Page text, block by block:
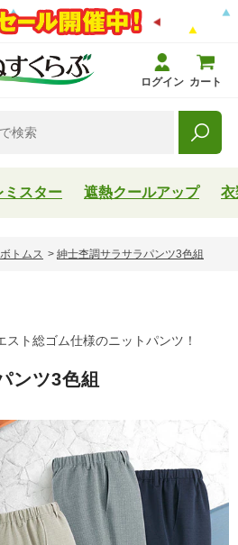
ログイン カート
ミスター 遮熱クールアップ 衣
ボトムス > 紳士杢調サラサラパンツ3色組
ト総ゴム仕様のニットパンツ！
ンツ3色組